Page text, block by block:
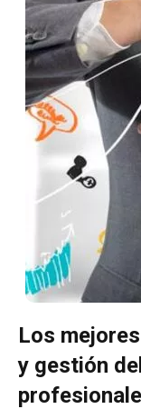
Los
y gestión